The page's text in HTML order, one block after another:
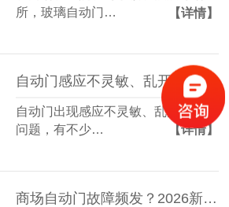
所，玻璃自动门…
【详情】
自动门感应不灵敏、乱开乱关？维修师傅不愿透露的3个“零成本”排查法！
自动门出现感应不灵敏、乱开乱关的
问题，有不少…
【详情】
商场自动门故障频发？2026新维修保养指南，省下50%维修费